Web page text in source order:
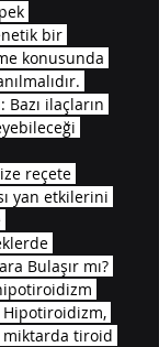
bir
konusunda
ilaçların
reçete
yan etkilerini
Bulaşır mı?
tiroid